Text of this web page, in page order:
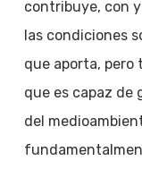
contribuye, con
las condiciones
que aporta, pero
que es capaz de
del